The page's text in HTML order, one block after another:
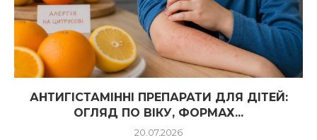
АНТИГІСТАМІННІ ПРЕПАРАТИ ДЛЯ ДІТЕЙ:
ОГЛЯД ПО ВІКУ, ФОРМАХ...
20.07.2026